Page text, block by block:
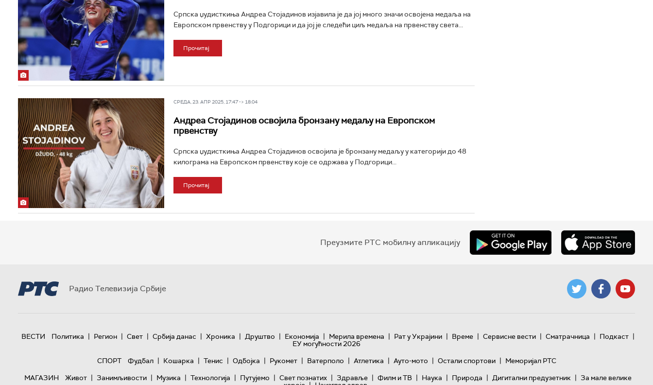
Српска џудисткиња Андреа Стојадинов изјавила је да јој много значи освојена медаља на
Европском првенству у Подгорици и да јој је следећи циљ медаља на првенству света...
Прочитај
СРЕДА, 23. АПР 2025, 17:47 -> 18:04
Андреа Стојадинов освојила бронзану медаљу на Европском
првенству
Српска џудисткиња Андреа Стојадинов освојила је бронзану медаљу у категорији до 48
килограма на Европском првенству које се одржава у Подгорици...
Прочитај
Преузмите РТС мобилну апликацију
Радио Телевизија Србије
ВЕСТИ Политика | Регион | Свет | Србија данас | Хроника | Друштво | Економија | Мерила времена | Рат у Украјини | Време | Сервисне вести | Сматрачница | Подкаст |
ЕУ могућности 2026
СПОРТ
Фудбал | Кошарка | Тенис | Одбојка | Рукомет | Ватерполо | Атлетика | Ауто-мото | Остали спортови | Меморијал РТС
МАГАЗИН
Живот | Занимљивости | Музика | Технологијa | Путујемо | Свет познатих | Здравље | Филм и ТВ | Наука | Природа | Дигитални предузетник | За мале велике